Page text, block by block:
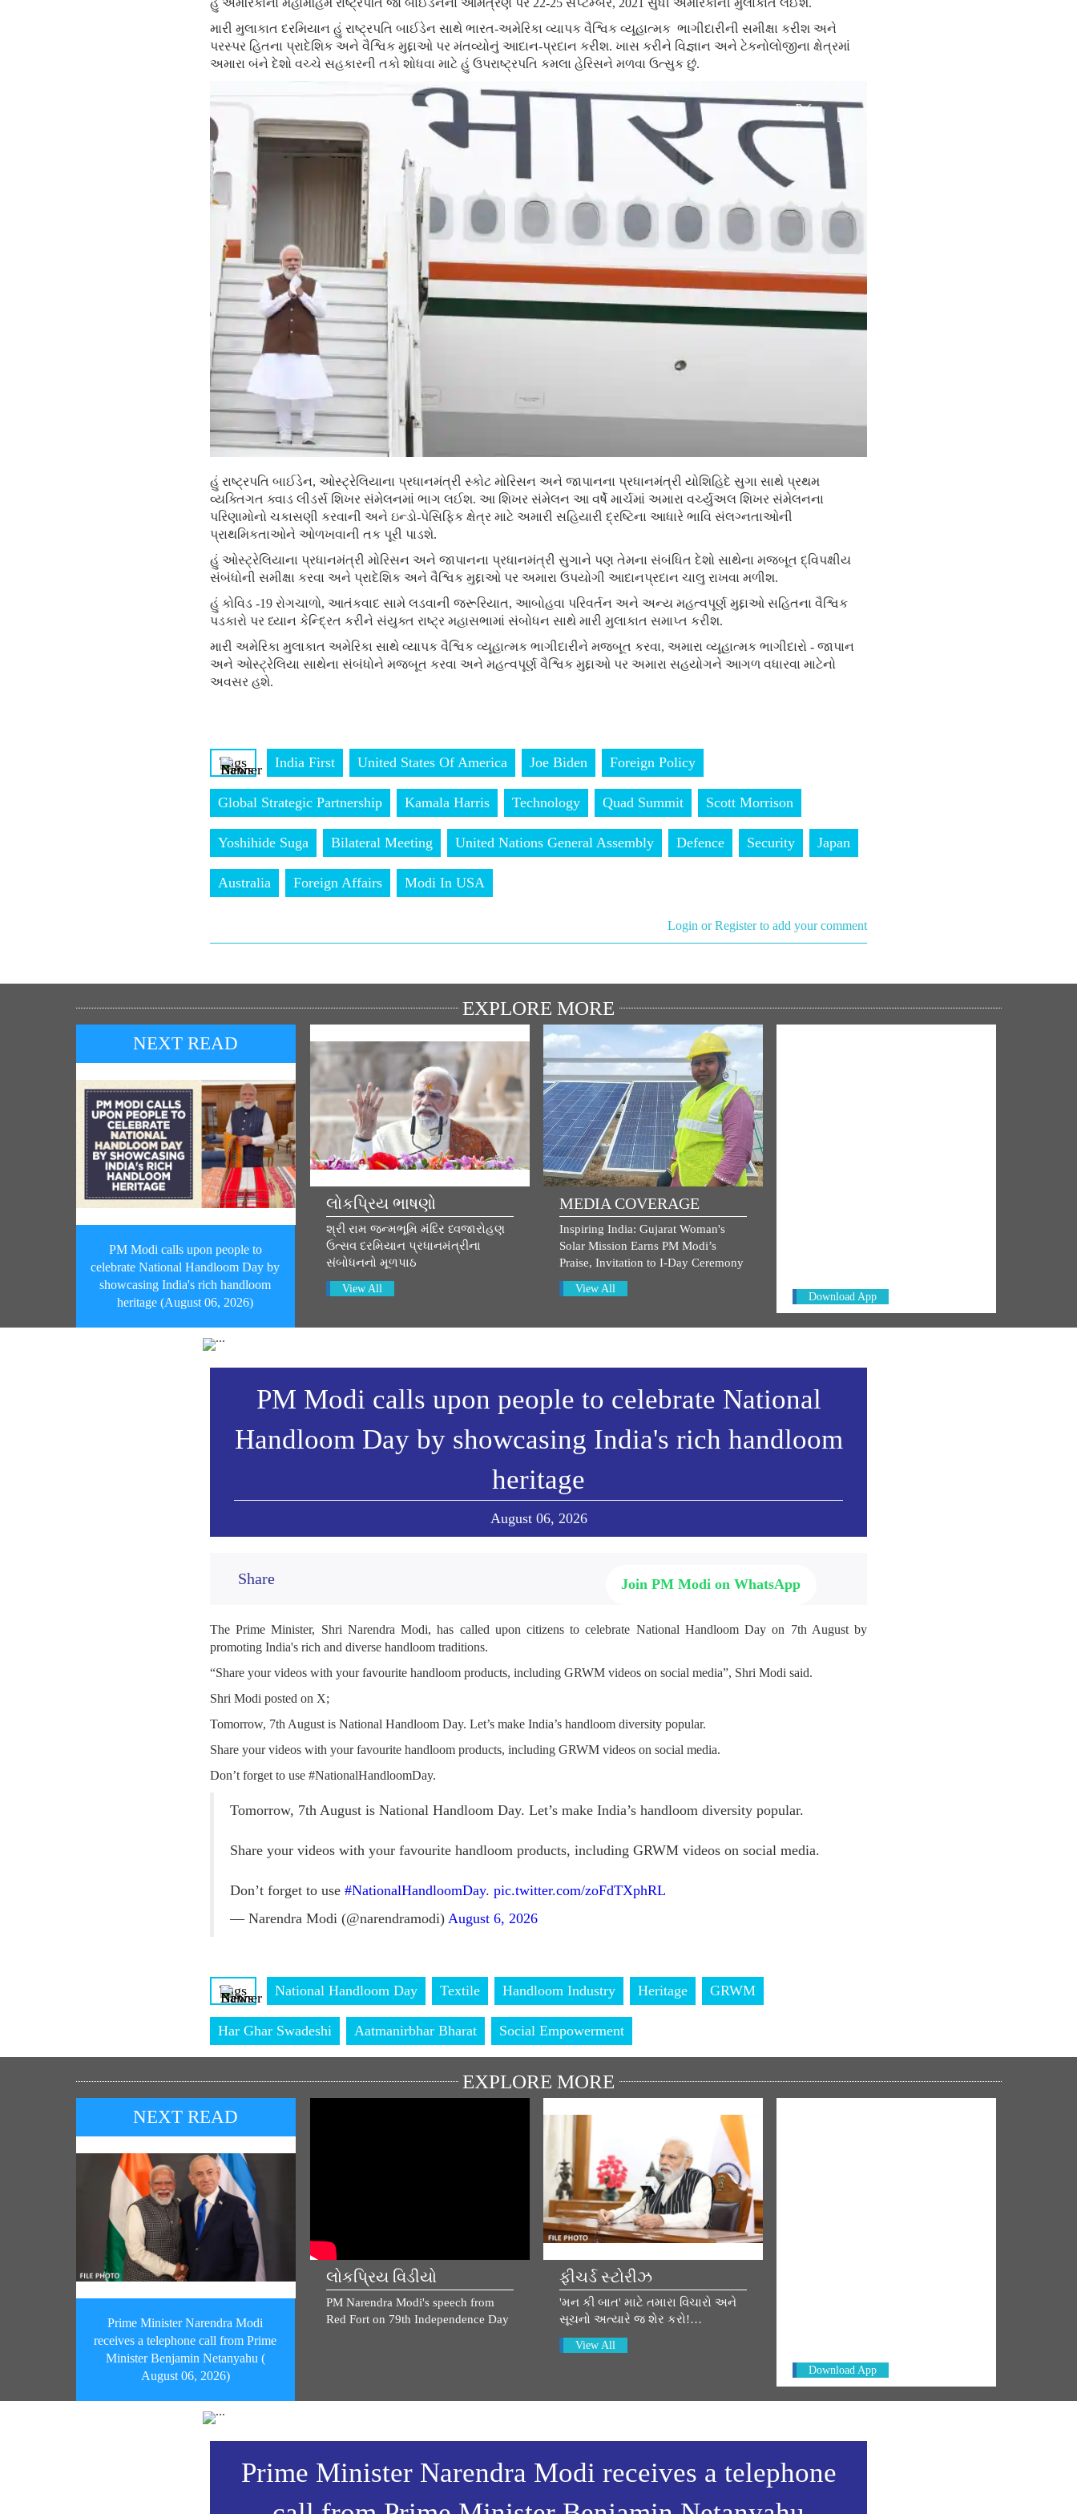
હું અમેરિકાના મહામહિમ રાષ્ટ્રપતિ જો બાઈડેનના આમંત્રણ પર 22-25 સપ્ટેમ્બર, 2021 સુધી અમેરિકાની મુલાકાત લઈશ.
મારી મુલાકાત દરમિયાન હું રાષ્ટ્રપતિ બાઈડેન સાથે ભારત-અમેરિકા વ્યાપક વૈશ્વિક વ્યૂહાત્મક ભાગીદારીની સમીક્ષા કરીશ અને
પરસ્પર હિતના પ્રાદેશિક અને વૈશ્વિક મુદ્દાઓ પર મંતવ્યોનું આદાન-પ્રદાન કરીશ. ખાસ કરીને વિજ્ઞાન અને ટેકનોલોજીના ક્ષેત્રમાં
અમારા બંને દેશો વચ્ચે સહકારની તકો શોધવા માટે હું ઉપરાષ્ટ્રપતિ કમલા હેરિસને મળવા ઉત્સુક છું.
|
હું રાષ્ટ્રપતિ બાઈડેન, ઓસ્ટ્રેલિયાના પ્રધાનમંત્રી સ્કોટ મોરિસન અને જાપાનના પ્રધાનમંત્રી યોશિહિદે સુગા સાથે પ્રથમ
વ્યક્તિગત ક્વાડ લીડર્સ શિખર સંમેલનમાં ભાગ લઈશ. આ શિખર સંમેલન આ વર્ષે માર્ચમાં અમારા વર્ચ્યુઅલ શિખર સંમેલનના
પરિણામોનો ચકાસણી કરવાની અને ઇન્ડો-પેસિફિક ક્ષેત્ર માટે અમારી સહિયારી દ્રષ્ટિના આધારે ભાવિ સંલગ્નતાઓની
પ્રાથમિકતાઓને ઓળખવાની તક પૂરી પાડશે.
હું ઓસ્ટ્રેલિયાના પ્રધાનમંત્રી મોરિસન અને જાપાનના પ્રધાનમંત્રી સુગાને પણ તેમના સંબંધિત દેશો સાથેના મજબૂત દ્વિપક્ષીય
સંબંધોની સમીક્ષા કરવા અને પ્રાદેશિક અને વૈશ્વિક મુદ્દાઓ પર અમારા ઉપયોગી આદાનપ્રદાન ચાલુ રાખવા મળીશ.
હું કોવિડ -19 રોગચાળો, આતંકવાદ સામે લડવાની જરૂરિયાત, આબોહવા પરિવર્તન અને અન્ય મહત્વપૂર્ણ મુદ્દાઓ સહિતના વૈશ્વિક
પડકારો પર ધ્યાન કેન્દ્રિત કરીને સંયુક્ત રાષ્ટ્ર મહાસભામાં સંબોધન સાથે મારી મુલાકાત સમાપ્ત કરીશ.
મારી અમેરિકા મુલાકાત અમેરિકા સાથે વ્યાપક વૈશ્વિક વ્યૂહાત્મક ભાગીદારીને મજબૂત કરવા, અમારા વ્યૂહાત્મક ભાગીદારો - જાપાન
અને ઓસ્ટ્રેલિયા સાથેના સંબંધોને મજબૂત કરવા અને મહત્વપૂર્ણ વૈશ્વિક મુદ્દાઓ પર અમારા સહયોગને આગળ વધારવા માટેનો
અવસર હશે.
Tags India First United States Of America Joe Biden Foreign Policy
Global Strategic Partnership Kamala Harris Technology Quad Summit Scott Morrison
Yoshihide Suga Bilateral Meeting United Nations General Assembly Defence Security Japan
Australia Foreign Affairs Modi In USA
Login or Register to add your comment
EXPLORE MORE
NEXT READ
PM Modi calls upon people to
celebrate National Handloom Day by
showcasing India's rich handloom
heritage (August 06, 2026)
લોકપ્રિય ભાષણો
શ્રી રામ જન્મભૂમિ મંદિર ધ્વજારોહણ
ઉત્સવ દરમિયાન પ્રધાનમંત્રીના
સંબોધનનો મૂળપાઠ
View All
MEDIA COVERAGE
Inspiring India: Gujarat Woman's
Solar Mission Earns PM Modi’s
Praise, Invitation to I-Day Ceremony
View All
Download App
PM Modi calls upon people to celebrate National
Handloom Day by showcasing India's rich handloom
heritage
August 06, 2026
Share Join PM Modi on WhatsApp
The Prime Minister, Shri Narendra Modi, has called upon citizens to celebrate National Handloom Day on 7th August by
promoting India's rich and diverse handloom traditions.
“Share your videos with your favourite handloom products, including GRWM videos on social media”, Shri Modi said.
Shri Modi posted on X;
Tomorrow, 7th August is National Handloom Day. Let’s make India’s handloom diversity popular.
Share your videos with your favourite handloom products, including GRWM videos on social media.
Don’t forget to use #NationalHandloomDay.
Tomorrow, 7th August is National Handloom Day. Let’s make India’s handloom diversity popular.
Share your videos with your favourite handloom products, including GRWM videos on social media.
Don’t forget to use #NationalHandloomDay. pic.twitter.com/zoFdTXphRL
— Narendra Modi (@narendramodi) August 6, 2026
Tags National Handloom Day Textile Handloom Industry Heritage GRWM
Har Ghar Swadeshi Aatmanirbhar Bharat Social Empowerment
EXPLORE MORE
NEXT READ
Prime Minister Narendra Modi
receives a telephone call from Prime
Minister Benjamin Netanyahu (
August 06, 2026)
લોકપ્રિય વિડીયો
PM Narendra Modi's speech from
Red Fort on 79th Independence Day
ફીચર્ડ સ્ટોરીઝ
'મન કી બાત' માટે તમારા વિચારો અને
સૂચનો અત્યારે જ શેર કરો!…
View All
Download App
Prime Minister Narendra Modi receives a telephone